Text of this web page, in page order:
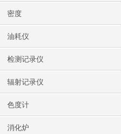
密度
油耗仪
检测记录仪
辐射记录仪
色度计
消化炉